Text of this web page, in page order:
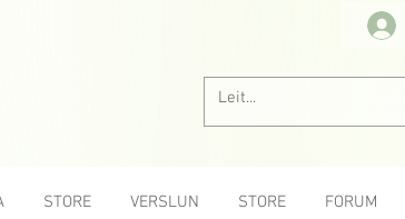
STORE VERSLUN STORE FORUM